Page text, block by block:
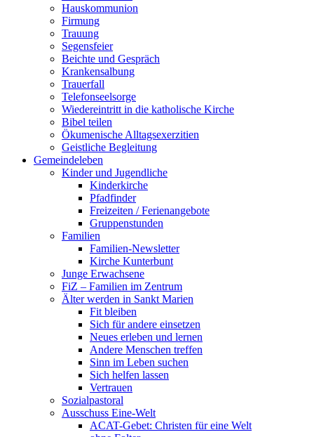
Hauskommunion
Firmung
Trauung
Segensfeier
Beichte und Gespräch
Krankensalbung
Trauerfall
Telefonseelsorge
Wiedereintritt in die katholische Kirche
Bibel teilen
Ökumenische Alltagsexerzitien
Geistliche Begleitung
Gemeindeleben
Kinder und Jugendliche
Kinderkirche
Pfadfinder
Freizeiten / Ferienangebote
Gruppenstunden
Familien
Familien-Newsletter
Kirche Kunterbunt
Junge Erwachsene
FiZ – Familien im Zentrum
Älter werden in Sankt Marien
Fit bleiben
Sich für andere einsetzen
Neues erleben und lernen
Andere Menschen treffen
Sinn im Leben suchen
Sich helfen lassen
Vertrauen
Sozialpastoral
Ausschuss Eine-Welt
ACAT-Gebet: Christen für eine Welt